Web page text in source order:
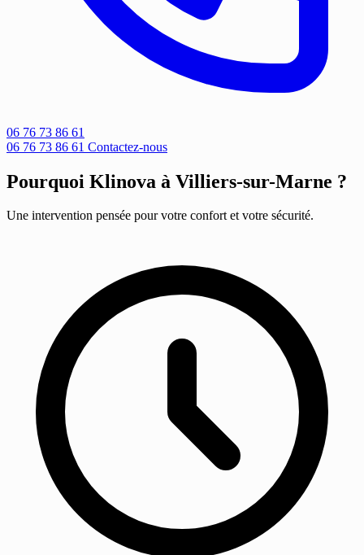
06 76 73 86 61
06 76 73 86 61 Contactez-nous
Pourquoi Klinova à Villiers-sur-Marne ?
Une intervention pensée pour votre confort et votre sécurité.